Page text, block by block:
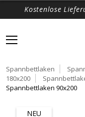
Kostenlose
Spannbettlaken
180x200
Spannbettlaken 90x200
NEU